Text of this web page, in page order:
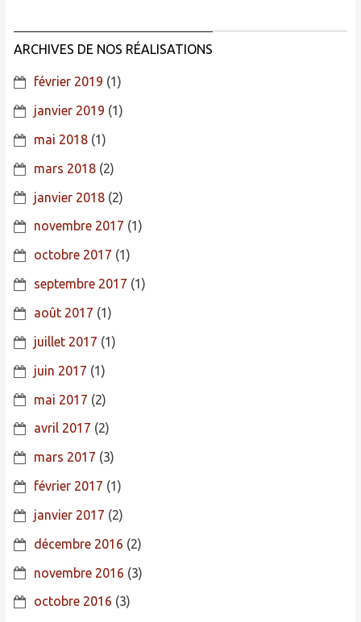
ARCHIVES DE NOS RÉALISATIONS
février 2019 (1)
janvier 2019 (1)
mai 2018(1)
mars 2018(2)
janvier 2018(2)
novembre 2017 (1)
octobre 2017 (1)
septembre 2017 (1)
août 2017 (1)
juillet 2017 (1)
juin 2017 (1)
mai 2017 (2)
avril 2017 (2)
mars 2017 (3)
février 2017 (1)
janvier 2017 (2)
décembre 2016 (2)
novembre 2016 (3)
octobre 2016 (3)